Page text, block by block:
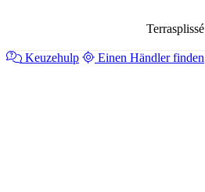
Terrasplissé
Keuzehulp Einen Händler finden